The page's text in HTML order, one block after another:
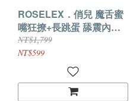
ROSELEX．俏兒 魔舌蜜
嘴狂撩+長跳蛋 舔震內外
同爽 APP智控二合一雙跳
蛋【黃色】
NT$1,799
NT$599